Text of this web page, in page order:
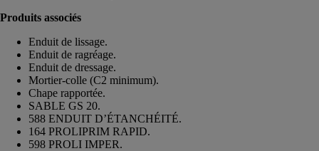
Produits associés
Enduit de lissage.
Enduit de ragréage.
Enduit de dressage.
Mortier-colle (C2 minimum).
Chape rapportée.
SABLE GS 20.
588 ENDUIT D’ÉTANCHÉITÉ.
164 PROLIPRIM RAPID.
598 PROLI IMPER.